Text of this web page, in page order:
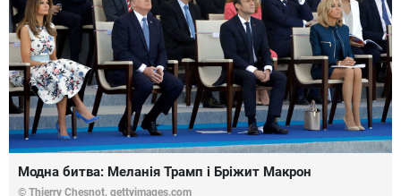
Модна битва: Меланія Трамп і Бріжит Макрон
© Thierry Chesnot, gettyimages.com